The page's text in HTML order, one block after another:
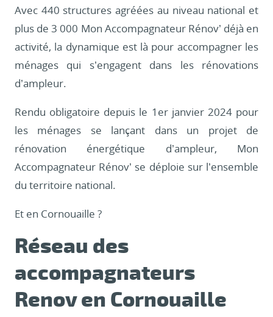
Avec 440 structures agréées au niveau national et
plus de 3 000 Mon Accompagnateur Rénov’ déjà en
activité, la dynamique est là pour accompagner les
ménages qui s’engagent dans les rénovations
d’ampleur.
Rendu obligatoire depuis le 1er janvier 2024 pour
les ménages se lançant dans un projet de
rénovation énergétique d’ampleur, Mon
Accompagnateur Rénov’ se déploie sur l’ensemble
du territoire national.
Et en Cornouaille ?
Réseau des
accompagnateurs
Renov en Cornouaille